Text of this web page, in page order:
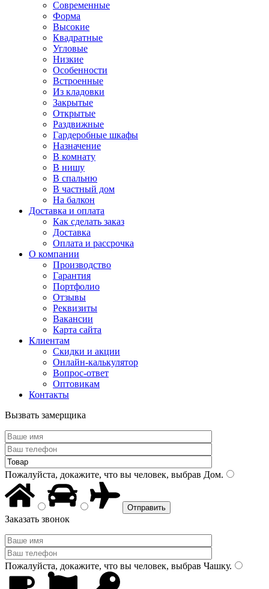
Современные
Форма
Высокие
Квадратные
Угловые
Низкие
Особенности
Встроенные
Из кладовки
Закрытые
Открытые
Раздвижные
Гардеробные шкафы
Назначение
В комнату
В нишу
В спальню
В частный дом
На балкон
Доставка и оплата
Как сделать заказ
Доставка
Оплата и рассрочка
О компании
Производство
Гарантия
Портфолио
Отзывы
Реквизиты
Вакансии
Карта сайта
Клиентам
Скидки и акции
Онлайн-калькулятор
Вопрос-ответ
Оптовикам
Контакты
Вызвать замерщика
Пожалуйста, докажите, что вы человек, выбрав Дом.
Заказать звонок
Пожалуйста, докажите, что вы человек, выбрав Чашку.